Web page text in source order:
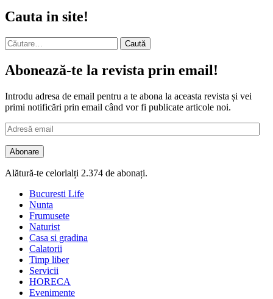
Cauta in site!
Caută
după:
Abonează-te la revista prin email!
Introdu adresa de email pentru a te abona la aceasta revista și vei
primi notificări prin email când vor fi publicate articole noi.
Adresă
email
Abonare
Alătură-te celorlalți 2.374 de abonați.
Bucuresti Life
Nunta
Frumusete
Naturist
Casa si gradina
Calatorii
Timp liber
Servicii
HORECA
Evenimente